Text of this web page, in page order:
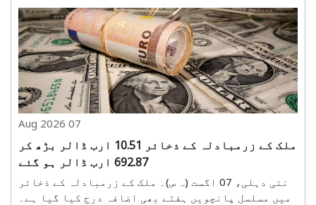
میں رکاوٹیں پیدا ہوئیں، لیکن بھارت نے متنوع
ذرائع، ریفائننگ کی بڑھتی ہوئی صلاحیت اور گھریلو
پیداوار کے ..
07 Aug 2026
ملک کے زرمبادلہ کے ذخائر 10.51 ارب ڈالر بڑھ کر
692.87 ارب ڈالر ہو گئے
نئی دہلی، 07 اگست (ہ س)۔ ملک کے زرمبادلہ کے ذخائر
میں مسلسل پانچویں ہفتے بھی اضافہ درج کیا گیا ہے۔